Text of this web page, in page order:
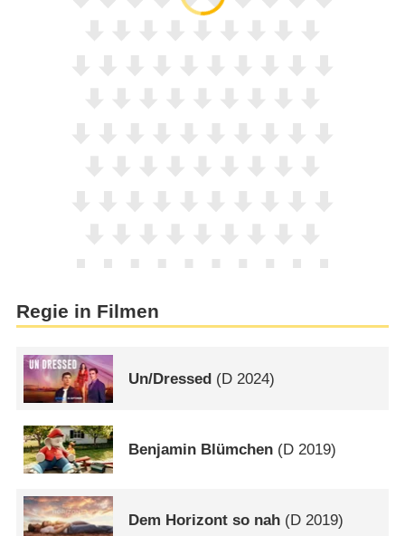
Regie in Filmen
Un/​Dressed (D 2024)
Benjamin Blümchen (D 2019)
Dem Horizont so nah (D 2019)